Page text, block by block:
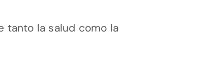
tanto la salud como la